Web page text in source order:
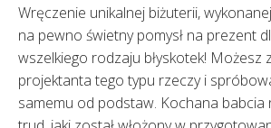
Wręczenie unikalnej biżuterii,
na pewno świetny pomysł na prezent
wszelkiego rodzaju błyskotek! Możesz
projektanta tego typu rzeczy i
samemu od podstaw. Kochana